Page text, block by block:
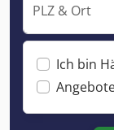
PLZ & Ort
Ich bin